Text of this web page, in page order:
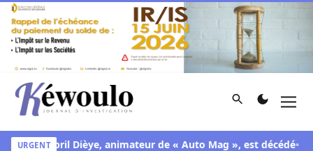
Aller au contenu
Kéwoulo, le premier site d'information et d'investigation
Rechercher
URGENT
: Djibril Dièye, animateur de « Auto Mag », est décédé